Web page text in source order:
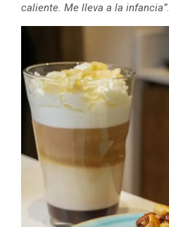
caliente. Me lleva a la infancia”.